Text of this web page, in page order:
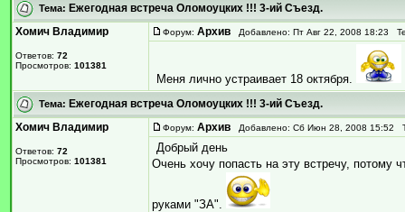
Тема: Ежегодная встреча Оломоуцких !!! 3-ий Съезд.
Хомич Владимир
Ответов: 72
Просмотров: 101381
Форум: Архив Добавлено: Пт Авг 22, 2008 18:23
Меня лично устраивает 18 октября.
Тема: Ежегодная встреча Оломоуцких !!! 3-ий Съезд.
Хомич Владимир
Ответов: 72
Просмотров: 101381
Форум: Архив Добавлено: Сб Июн 28, 2008 15:52
Добрый день
Очень хочу попасть на эту встречу,
руками "ЗА".